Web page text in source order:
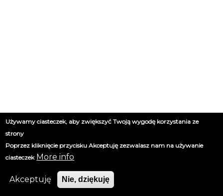
Używamy ciasteczek, aby zwiększyć Twoją wygodę korzystania ze
strony
Poprzez kliknięcie przycisku Akceptuję zezwalasz nam na używanie
ciasteczek More info
Akceptuję Nie, dziękuję